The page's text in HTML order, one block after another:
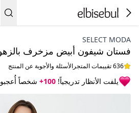
SELECT MODA
فستان شيفون أبيض مزخرف
636 تقييمات المتجر الأسئلة والأجوبة عن المنتج
يلفت الأنظار تدريجياً! 100+ شخصاً